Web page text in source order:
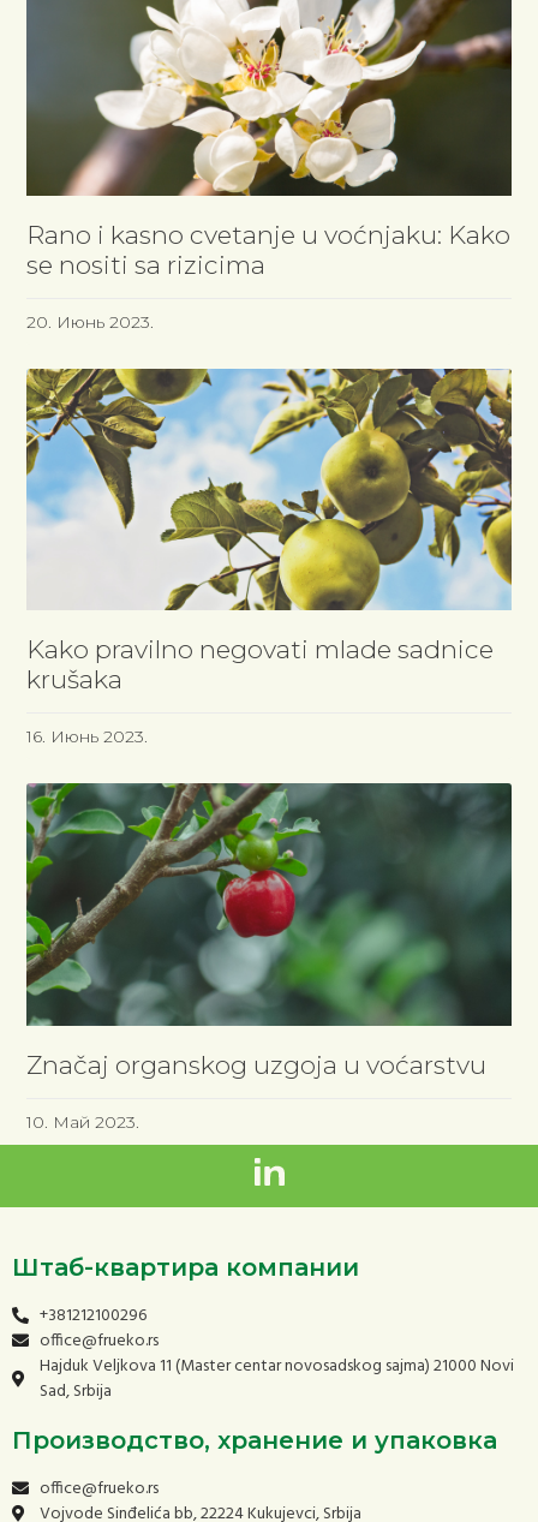
Rano i kasno cvetanje u voćnjaku: Kako
se nositi sa rizicima
20. Июнь 2023.
Kako pravilno negovati mlade sadnice
krušaka
16. Июнь 2023.
Značaj organskog uzgoja u voćarstvu
10. Май 2023.
Штаб-квартира компании
+381212100296
office@frueko.rs
Hajduk Veljkova 11 (Master centar novosadskog sajma) 21000 Novi
Sad, Srbija
Производство, хранение и упаковка
office@frueko.rs
Vojvode Sinđelića bb, 22224 Kukujevci, Srbija